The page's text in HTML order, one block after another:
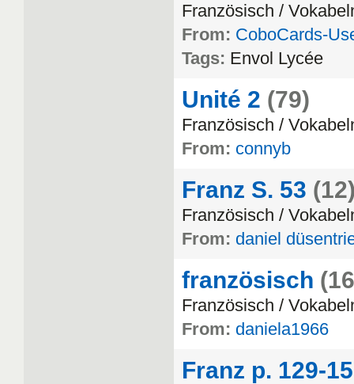
Französisch /
From: CoboCards-
Tags: Envol Lycée
Unité 2 (79)
Französisch /
From: connyb
Franz S. 53
Französisch /
From: daniel
französisch
Französisch /
From: daniela1966
Franz p. 129-